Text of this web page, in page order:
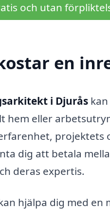
och utan
en
i Djurås
hem eller
projektets
dig att betala
deras expertis.
hjälpa dig med en